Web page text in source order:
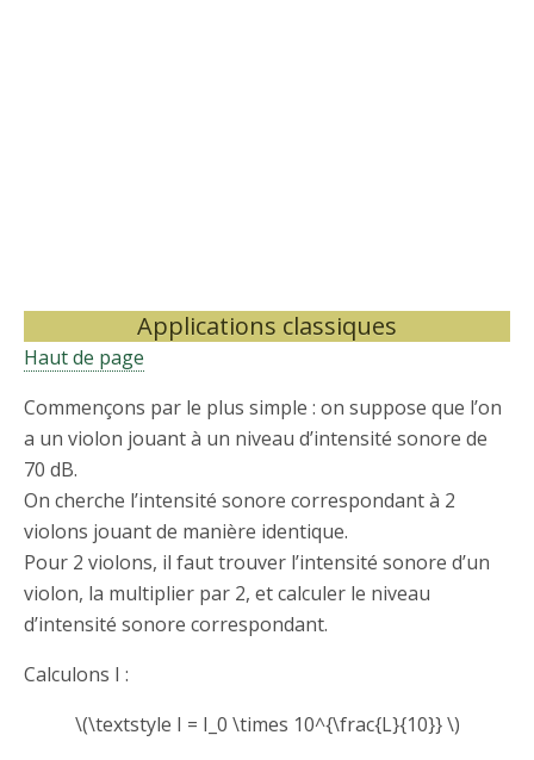
Applications classiques
Haut de page
Commençons par le plus simple : on suppose que l’on
a un violon jouant à un niveau d’intensité sonore de
70 dB.
On cherche l’intensité sonore correspondant à 2
violons jouant de manière identique.
Pour 2 violons, il faut trouver l’intensité sonore d’un
violon, la multiplier par 2, et calculer le niveau
d’intensité sonore correspondant.
Calculons I :
\(\textstyle I = I_0 \times 10^{\frac{L}{10}} \)